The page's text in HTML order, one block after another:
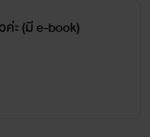
โอบรักด้วยหัวใจ จบแล้วค่ะ (มี e-book)